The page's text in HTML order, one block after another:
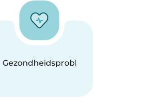
Gezondheidsproblemen